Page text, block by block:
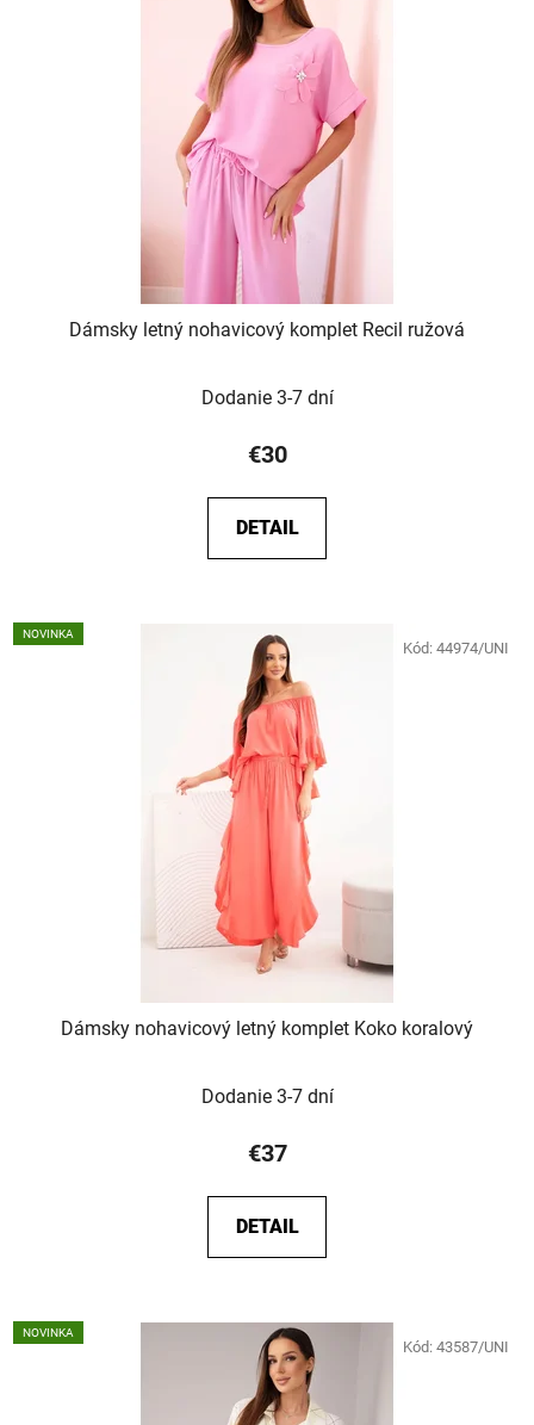
Dámsky letný nohavicový komplet Recil ružová
Dodanie 3-7 dní
€30
DETAIL
NOVINKA
Dámsky nohavicový letný komplet Koko koralový
Dodanie 3-7 dní
€37
DETAIL
Kód: 44974/UNI
NOVINKA
Kód: 43587/UNI